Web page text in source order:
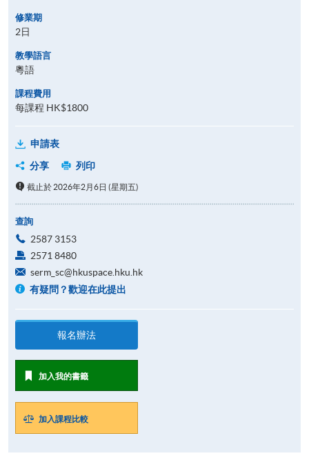
修業期
2日
教學語言
粵語
課程費用
每課程 HK$1800
申請表
分享
列印
截止於 2026年2月6日 (星期五)
查詢
2587 3153
2571 8480
serm_sc@hkuspace.hku.hk
有疑問？歡迎在此提出
報名辦法
加入我的書籤
加入課程比較